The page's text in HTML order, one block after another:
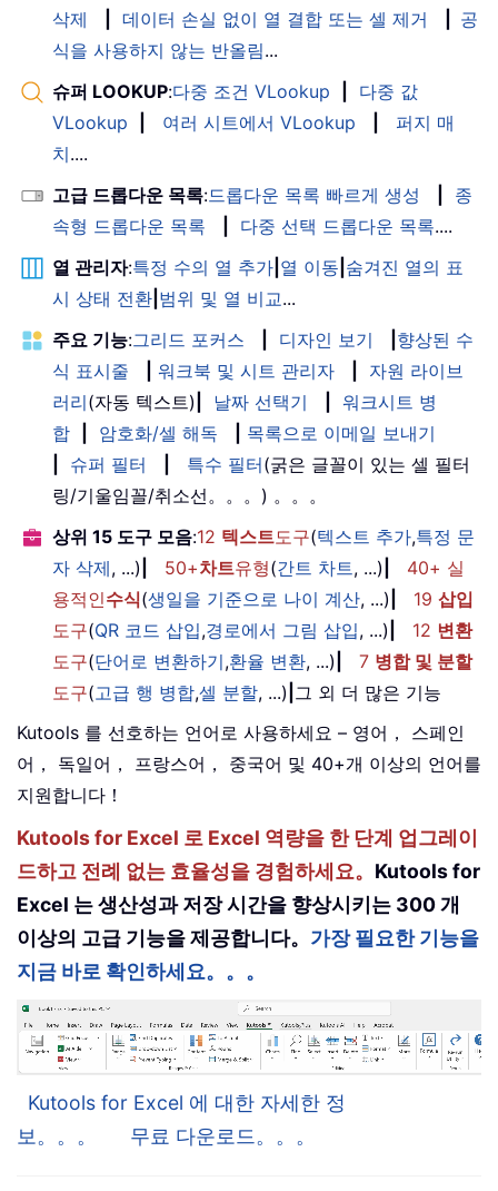
삭제
데이터 손실 없이 열 결합 또는 셀 제거
공
식을 사용하지 않는 반올림...
슈퍼 LOOKUP:다중 조건 VLookup
다중 값
VLookup
여러 시트에서 VLookup
퍼지 매
치....
고급 드롭다운 목록:드롭다운 목록 빠르게 생성
종
속형 드롭다운 목록
다중 선택 드롭다운 목록....
열 관리자:특정 수의 열 추가 열 이동 숨겨진 열의 표
시 상태 전환 범위 및 열 비교...
주요 기능:그리드 포커스 디자인 보기
향상된 수
식 표시줄
워크북 및 시트 관리자
자원 라이브
러리(자동 텍스트) 날짜 선택기
워크시트 병
합
암호화/셀 해독
목록으로 이메일 보내기
슈퍼 필터 특수 필터(굵은 글꼴이 있는 셀 필터
링/기울임꼴/취소선。。。) 。。。
상위 15 도구 모음:12 텍스트도구(텍스트 추가,특정 문
자 삭제, ...) 50+차트유형(간트 차트, ...)
40+ 실
용적인수식(생일을 기준으로 나이 계산, ...) 19 삽입
도구(QR 코드 삽입,경로에서 그림 삽입, ...) 12 변환
도구(단어로 변환하기,환율 변환, ...) 7 병합 및 분할
도구(고급 행 병합,셀 분할, ...) 그 외 더 많은 기능
Kutools 를 선호하는 언어로 사용하세요 – 영어， 스페인
어， 독일어， 프랑스어， 중국어 및 40+개 이상의 언어를
지원합니다！
Kutools for Excel 로 Excel 역량을 한 단계 업그레이
드하고 전례 없는 효율성을 경험하세요。 Kutools for
Excel 는 생산성과 저장 시간을 향상시키는 300 개
이상의 고급 기능을 제공합니다。 가장 필요한 기능을
지금 바로 확인하세요。。。
Kutools for Excel 에 대한 자세한 정
보。。。
무료 다운로드。。。